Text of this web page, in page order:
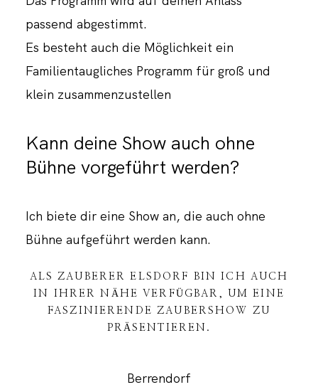
passend abgestimmt.
Es besteht auch die Möglichkeit ein
Familientaugliches Programm für groß und
klein zusammenzustellen
Kann deine Show auch ohne
Bühne vorgeführt werden?
Ich biete dir eine Show an, die auch ohne
Bühne aufgeführt werden kann.
ALS ZAUBERER ELSDORF BIN ICH AUCH
IN IHRER NÄHE VERFÜGBAR, UM EINE
FASZINIERENDE ZAUBERSHOW ZU
PRÄSENTIEREN.
Berrendorf